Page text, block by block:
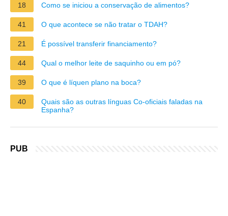
18 Como se iniciou a conservação de alimentos?
41 O que acontece se não tratar o TDAH?
21 É possível transferir financiamento?
44 Qual o melhor leite de saquinho ou em pó?
39 O que é líquen plano na boca?
40
Quais são as outras línguas Co-oficiais faladas na
Espanha?
PUB